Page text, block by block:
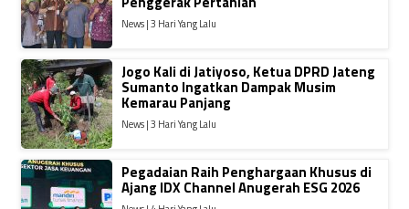
News | 3 Hari Yang Lalu
Jogo Kali di Jatiyoso, Ketua DPRD Jateng
Sumanto Ingatkan Dampak Musim
Kemarau Panjang
News | 3 Hari Yang Lalu
Pegadaian Raih Penghargaan Khusus di
Ajang IDX Channel Anugerah ESG 2026